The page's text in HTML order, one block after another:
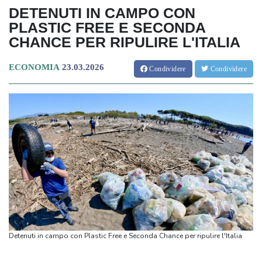
DETENUTI IN CAMPO CON
PLASTIC FREE E SECONDA
CHANCE PER RIPULIRE L'ITALIA
ECONOMIA 23.03.2026 Condividere Condividere
Detenuti in campo con Plastic Free e Seconda Chance per ripulire l'Italia